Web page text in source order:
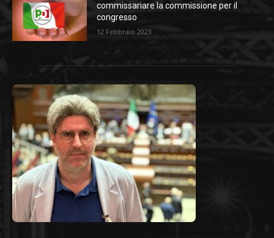
commissariare la commissione per il
congresso
12 Febbraio 2023